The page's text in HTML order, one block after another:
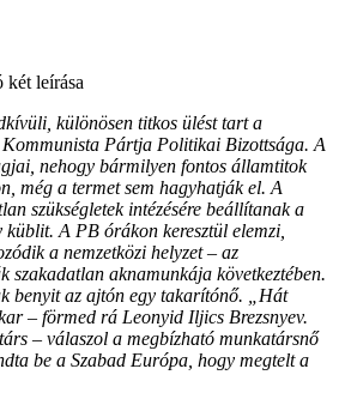
két leírása
különösen titkos ülést tart a
Kommunista Pártja Politikai Bizottsága. A
nehogy bármilyen fontos államtitok
még a termet sem hagyhatják el. A
szükségletek intézésére beállítanak a
küblit. A PB órákon keresztül elemzi,
a nemzetközi helyzet – az
szakadatlan aknamunkája következtében.
benyit az ajtón egy takarítónő. „Hát
– förmed rá Leonyid Iljics Brezsnyev.
– válaszol a megbízható munkatársnő
be a Szabad Európa, hogy megtelt a